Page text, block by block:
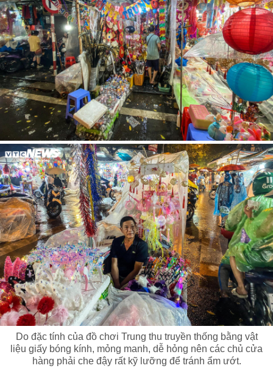
Do đặc tính của đồ chơi Trung thu truyền thống bằng vật
liệu giấy bóng kính, mỏng manh, dễ hỏng nên các chủ cửa
hàng phải che đậy rất kỹ lưỡng để tránh ẩm ướt.